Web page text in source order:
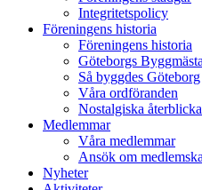
Integritetspolicy
Föreningens historia
Föreningens historia
Göteborgs
Så byggdes Göteborg
Våra ordföranden
Nostalgiska
Medlemmar
Våra medlemmar
Ansök om
Nyheter